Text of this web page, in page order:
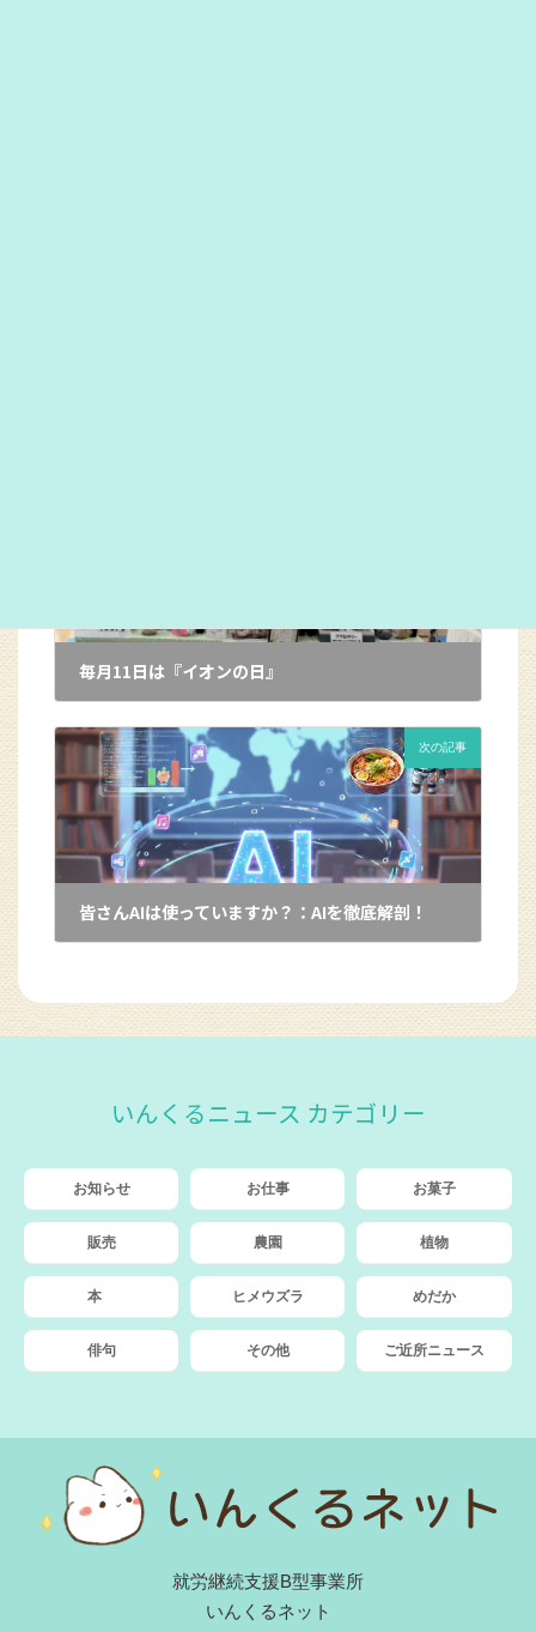
毎月11日は『イオンの日』
次の記事
皆さんAIは使っていますか？：AIを徹底解剖！
いんくるニュース カテゴリー
お知らせ お仕事 お菓子
販売 農園 植物
本 ヒメウズラ めだか
俳句 その他 ご近所ニュース
就労継続支援B型事業所
いんくるネット